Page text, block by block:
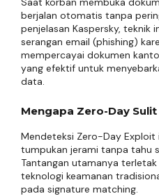
berjalan otomatis tanpa
penjelasan Kaspersky, teknik
serangan email (phishing)
mempercayai dokumen
yang efektif untuk
data.
Mengapa Zero-Day
Mendeteksi Zero-Day
tumpukan jerami tanpa tahu
Tantangan utamanya
teknologi keamanan
pada signature matching.